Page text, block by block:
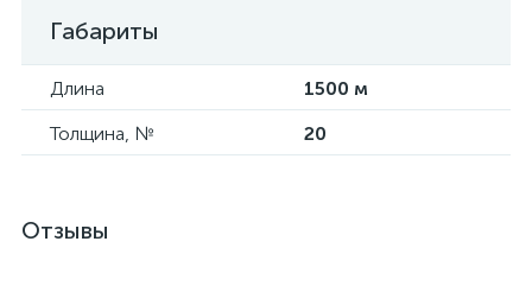
Габариты
Длина
1500 м
Толщина, №
20
Отзывы